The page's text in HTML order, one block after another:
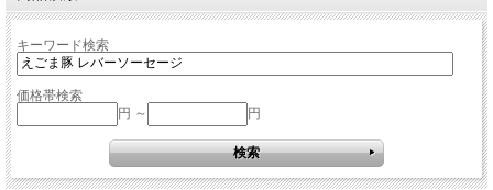
キーワード検索
価格帯検索
円 ～
円